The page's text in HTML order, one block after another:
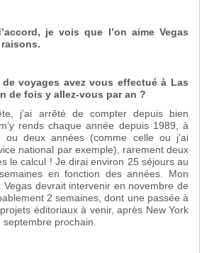
je vois que l’on aime Vegas
avez vous effectué à Las
de fois y allez-vous par an ?
j’ai arrêté de compter depuis bien
rends chaque année depuis 1989, à
ou deux années (comme celle ou j’ai
national par exemple), rarement deux
le calcul ! Je dirai environ 25 séjours au
en fonction des années. Mon
Vegas devrait intervenir en novembre de
2 semaines, dont une passée à
éditoriaux à venir, après New York
prochain.